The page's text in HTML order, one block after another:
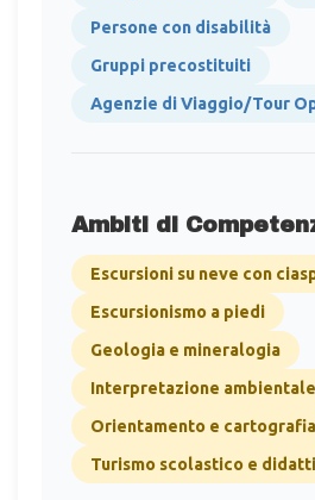
Persone con disabilità
Gruppi precostituiti
Agenzie di Viaggio/Tour
Ambiti di
Escursioni su neve con
Escursionismo a piedi
Geologia e mineralogia
Interpretazione ambientale
Orientamento e cartografia
Turismo scolastico e